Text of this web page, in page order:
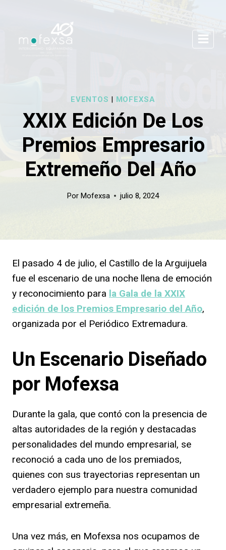
contenido
EVENTOS | MOFEXSA
XXIX Edición De Los
Premios Empresario
Extremeño Del Año
Por Mofexsa julio 8, 2024
El pasado 4 de julio, el Castillo de la Arguijuela
fue el escenario de una noche llena de emoción
y reconocimiento para la Gala de la XXIX
edición de los Premios Empresario del Año,
organizada por el Periódico Extremadura.
Un Escenario Diseñado
por Mofexsa
Durante la gala, que contó con la presencia de
altas autoridades de la región y destacadas
personalidades del mundo empresarial, se
reconoció a cada uno de los premiados,
quienes con sus trayectorias representan un
verdadero ejemplo para nuestra comunidad
empresarial extremeña.
Una vez más, en Mofexsa nos ocupamos de